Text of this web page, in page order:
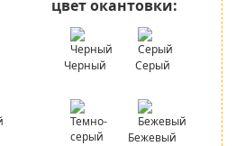
цвет окантовки:
Черный Серый
Бежевый